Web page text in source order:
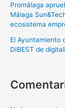
Promálaga
Málaga
ecosistema
El Ayuntamiento
DIBEST de